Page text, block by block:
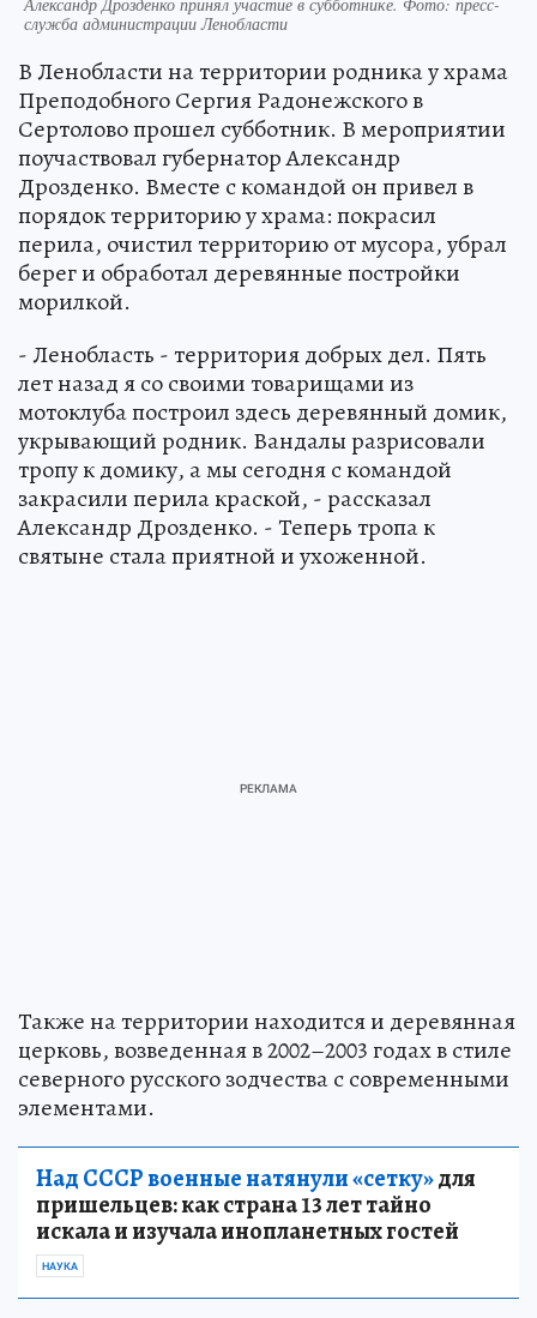
служба администрации Ленобласти
В Ленобласти на территории родника у храма
Преподобного Сергия Радонежского в
Сертолово прошел субботник. В мероприятии
поучаствовал губернатор Александр
Дрозденко. Вместе с командой он привел в
порядок территорию у храма: покрасил
перила, очистил территорию от мусора, убрал
берег и обработал деревянные постройки
морилкой.
- Ленобласть - территория добрых дел. Пять
лет назад я со своими товарищами из
мотоклуба построил здесь деревянный домик,
укрывающий родник. Вандалы разрисовали
тропу к домику, а мы сегодня с командой
закрасили перила краской, - рассказал
Александр Дрозденко. - Теперь тропа к
святыне стала приятной и ухоженной.
Также на территории находится и деревянная
церковь, возведенная в 2002–2003 годах в стиле
северного русского зодчества с современными
элементами.
Над СССР военные натянули «сетку»для
пришельцев: как страна 13 лет тайно
искала и изучала инопланетных гостей
НАУКА